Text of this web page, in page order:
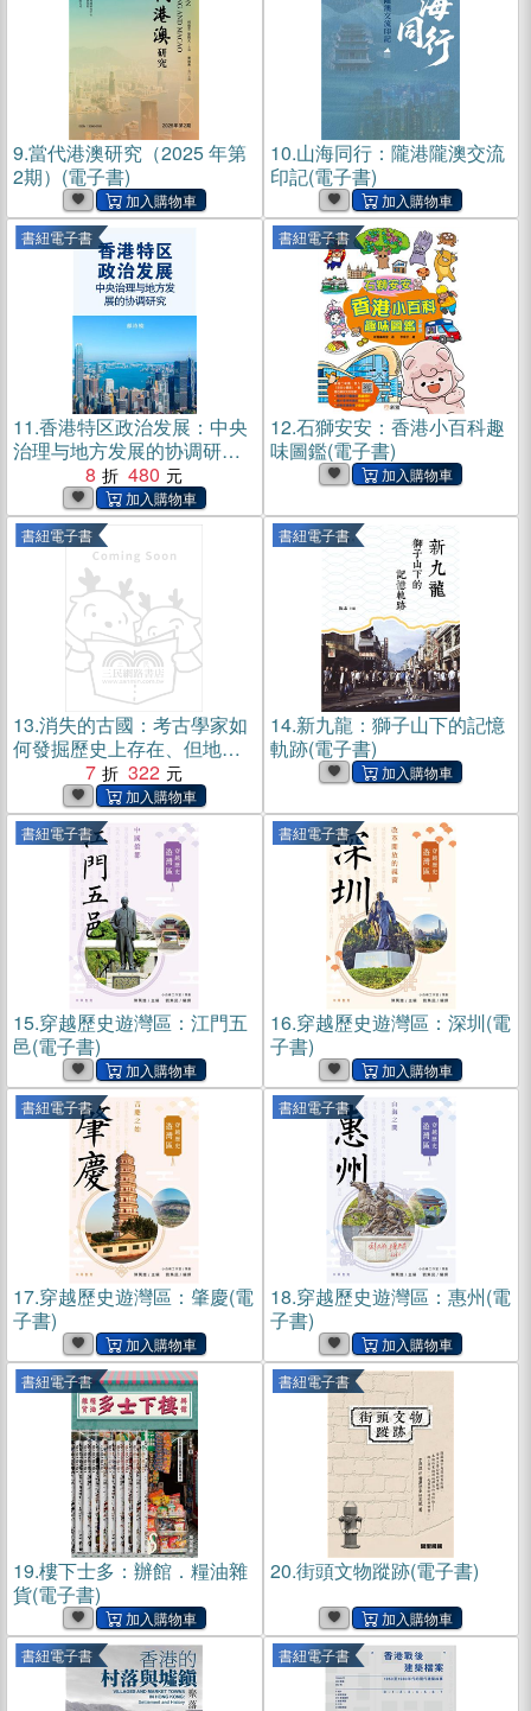
9.當代港澳研究（2025 年第
2期）(電子書)
10.山海同行：隴港隴澳交流
印記(電子書)
書紐電子書
11.香港特区政治发展：中央
治理与地方发展的协调研究
8 480
書紐電子書
12.石獅安安：香港小百科趣
味圖鑑(電子書)
書紐電子書
13.消失的古國：考古學家如
何發掘歷史上存在、但地理
上消失的 36 個國家(電子書)
7 322
書紐電子書
14.新九龍：獅子山下的記憶
軌跡(電子書)
書紐電子書
15.穿越歷史遊灣區：江門五
邑(電子書)
書紐電子書
16.穿越歷史遊灣區：深圳(電
子書)
書紐電子書
17.穿越歷史遊灣區：肇慶(電
子書)
書紐電子書
18.穿越歷史遊灣區：惠州(電
子書)
書紐電子書
19.樓下士多：辦館．糧油雜
貨(電子書)
書紐電子書
20.街頭文物蹤跡(電子書)
書紐電子書 書紐電子書